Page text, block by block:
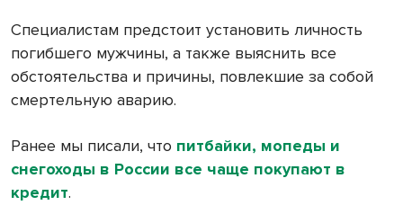
Специалистам предстоит установить личность
погибшего мужчины, а также выяснить все
обстоятельства и причины, повлекшие за собой
смертельную аварию.
Ранее мы писали, что питбайки, мопеды и
снегоходы в России все чаще покупают в
кредит.